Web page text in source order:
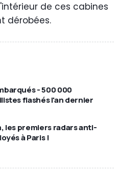
de ces cabines
dérobées.
- 500 000
flashés l'an dernier
les premiers radars anti-
à Paris !